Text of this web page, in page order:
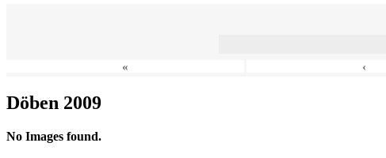
« ‹
Döben 2009
No Images found.